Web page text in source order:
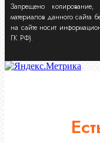
Запрещено
материалов данного сайта
на сайте носит
ГК РФ).